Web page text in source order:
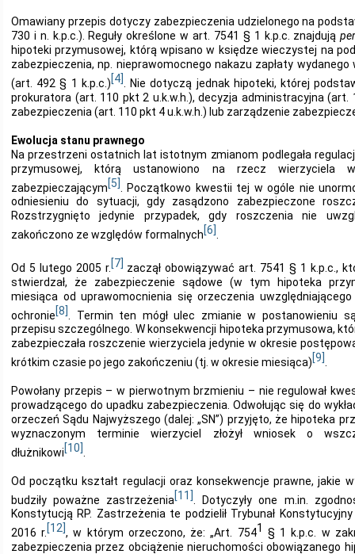
Omawiany przepis dotyczy zabezpieczenia udzielonego na
730 i n. k.p.c.). Reguły określone w art. 7541 § 1 k.p.c. znajdują
hipoteki przymusowej, którą wpisano w księdze wieczystej na
zabezpieczenia, np. nieprawomocnego nakazu zapłaty
(art. 492 § 1 k.p.c.)[4]
. Nie dotyczą jednak hipoteki, której
prokuratora (art. 110 pkt 2 u.k.w.h.), decyzja administracyjna (art.
zabezpieczenia (art. 110 pkt 4 u.k.w.h.) lub zarządzenie
Ewolucja stanu prawnego
Na przestrzeni ostatnich lat istotnym zmianom podlegała
przymusowej, którą ustanowiono na rzecz wierzyciela
zabezpieczającym[5]
. Początkowo kwestii tej w ogóle nie
odniesieniu do sytuacji, gdy zasądzono zabezpieczone
Rozstrzygnięto jedynie przypadek, gdy roszczenia nie
zakończono ze względów formalnych[6]
Od 5 lutego 2005 r. [7] zaczął obowiązywać art. 7541 § 1 k.p.c.,
stwierdzał, że zabezpieczenie sądowe (w tym hipoteka
miesiąca od uprawomocnienia się orzeczenia
ochronie[8]
. Termin ten mógł ulec zmianie w postanowieniu
przepisu szczególnego. W konsekwencji hipoteka przymusowa,
zabezpieczała roszczenie wierzyciela jedynie w okresie
krótkim czasie po jego zakończeniu (tj. w okresie miesiąca)[9]
Powołany przepis – w pierwotnym brzmieniu – nie regulował
prowadzącego do upadku zabezpieczenia. Odwołując się do
orzeczeń Sądu Najwyższego (dalej: „SN”) przyjęto, że hipoteka
wyznaczonym terminie wierzyciel złożył wniosek o
dłużnikowi[10]
Od początku kształt regulacji oraz konsekwencje prawne, jakie
budziły poważne zastrzeżenia[11]
. Dotyczyły one m.in.
Konstytucją RP. Zastrzeżenia te podzielił Trybunał
2016 r.[12], w którym orzeczono, że: „Art. 7541 § 1 k.p.c. w
zabezpieczenia przez obciążenie nieruchomości obowiązanego